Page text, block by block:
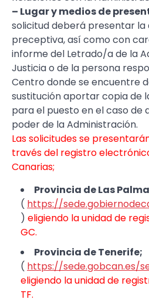
– Lugar y medios de
solicitud deberá presentar
preceptiva, así como con
informe del Letrado/a de la
Justicia o de la persona
Centro donde se encuentre
sustitución aportar copia de
para el puesto en el caso de
poder de la Administración.
Las solicitudes se
través del registro
Canarias;
Provincia de Las
( https://
) eligiendo la unidad de
GC.
Provincia de Tenerife;
( https://sede.gobcan.es/
eligiendo la unidad de
TF.